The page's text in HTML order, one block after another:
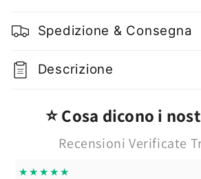
500
500
Spedizione & Consegna
Descrizione
⭐ Cosa dicono i
Recensioni Verificate
★★★★★